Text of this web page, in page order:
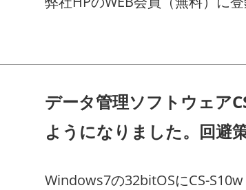
データ管理ソフトウェア
ようになりました。回避
Windows7の32bitOSにCS-